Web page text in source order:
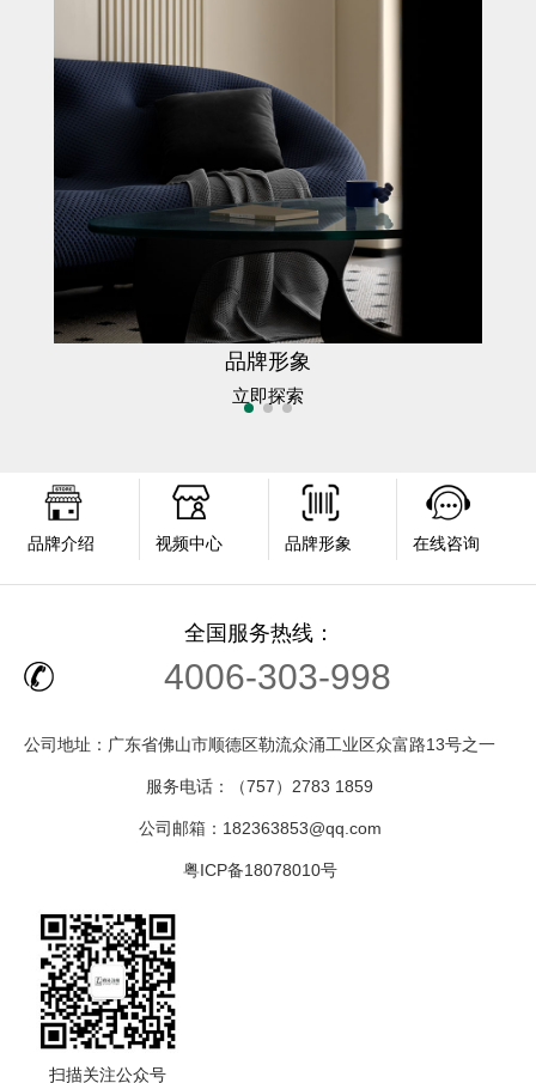
品牌形象
立即探索
品牌介绍 视频中心 品牌形象 在线咨询
全国服务热线：
4006-303-998
公司地址：广东省佛山市顺德区勒流众涌工业区众富路13号之一
服务电话：（757）2783 1859
公司邮箱：182363853@qq.com
粤ICP备18078010号
扫描关注公众号